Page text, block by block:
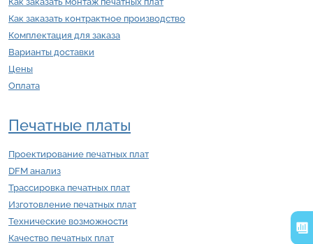
Как заказать контрактное производство
Комплектация для заказа
Варианты доставки
Цены
Оплата
Печатные платы
Проектирование печатных плат
DFM анализ
Трассировка печатных плат
Изготовление печатных плат
Технические возможности
Качество печатных плат